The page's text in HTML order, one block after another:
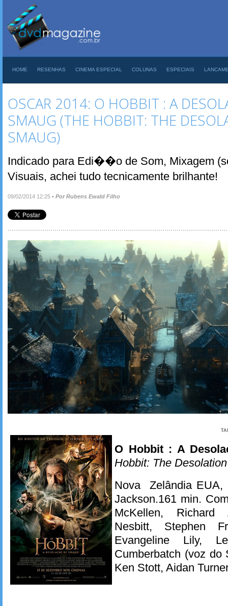
HOME RESENHAS CINEMA ESPECIAL COLUNAS ESPECIAIS
OSCAR 2014: O HOBBIT : A
SMAUG (THE HOBBIT: THE
SMAUG)
Indicado para Edi��o de Som, Mixagem
Visuais, achei tudo tecnicamente brilhante!
09/02/2014 12:25 • Por Rubens Ewald Filho
O Hobbit : A
Hobbit: The
Nova Zelândia EUA,
Jackson.161 min.
McKellen,
Nesbitt, Stephen
Evangeline Lily,
Cumberbatch (voz do
Ken Stott, Aidan